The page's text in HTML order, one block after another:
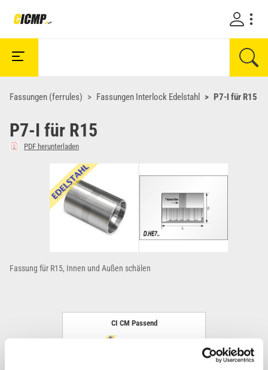
Fassungen (ferrules) Fassungen Interlock Edelstahl P7-I für R15
P7-I für R15
PDF herunterladen
Fassung für R15, Innen und Außen schälen
CI CM Passend